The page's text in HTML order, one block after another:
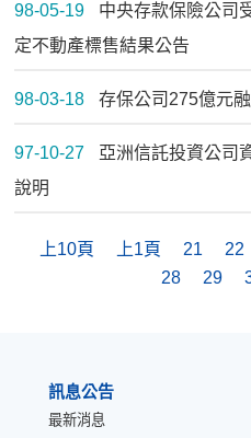
98-05-19
中央存款保險公司
定不動產標售結果公告
98-03-18 存保公司275億元
97-10-27
亞洲信託投資公司
說明
上10頁 上1頁 21 22
28
29
訊息公告
最新消息